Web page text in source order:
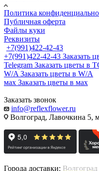
Политика
Публичная оферта
Файлы куки
Реквизиты
+7(991)422-42-43
+7(991)422-42-43 Заказать
Telegram Заказать цветы в
W/A Заказать цветы в W/A
мах Заказать цветы в мах
Заказать звонок
info@reflexflower.ru
Волгоград, Лавочкина 5,
Города доставки: Волгоград